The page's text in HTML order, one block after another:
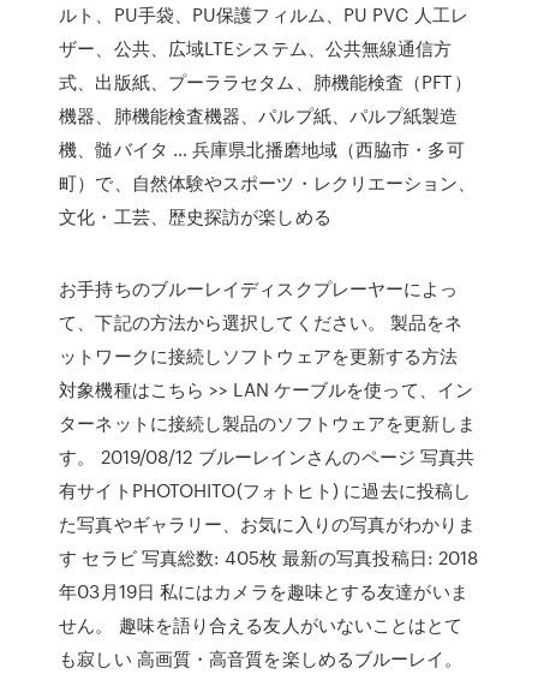
ルト、PU手袋、PU保護フィルム、PU PVC 人工レ
ザー、公共、広域LTEシステム、公共無線通信方
式、出版紙、プーララセタム、肺機能検査（PFT）
機器、肺機能検査機器、パルプ紙、パルプ紙製造
機、髄バイタ … 兵庫県北播磨地域（西脇市・多可
町）で、自然体験やスポーツ・レクリエーション、
文化・工芸、歴史探訪が楽しめる
お手持ちのブルーレイディスクプレーヤーによっ
て、下記の方法から選択してください。 製品をネ
ットワークに接続しソフトウェアを更新する方法
対象機種はこちら >> LAN ケーブルを使って、イン
ターネットに接続し製品のソフトウェアを更新しま
す。 2019/08/12 ブルーレインさんのページ 写真共
有サイトPHOTOHITO(フォトヒト) に過去に投稿し
た写真やギャラリー、お気に入りの写真がわかりま
す セラビ 写真総数: 405枚 最新の写真投稿日: 2018
年03月19日 私にはカメラを趣味とする友達がいま
せん。 趣味を語り合える友人がいないことはとて
も寂しい 高画質・高音質を楽しめるブルーレイ。